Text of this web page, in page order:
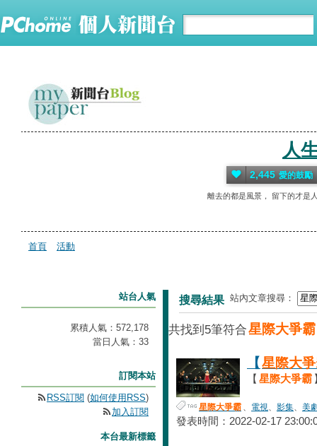
人
離去的都是風景， 留下的才是
2,445 愛的鼓勵
首頁 活動
搜尋結果 站內文章搜尋：
共找到5筆符合星際大爭霸
【星際大
【 星際大爭霸
星際大爭霸 、 電視、 影集、 美
發表時間：2022-02-17
站台人氣
累積人氣： 572,178
當日人氣： 33
訂閱本站
RSS訂閱 (如何使用RSS)
加入訂閱
本台最新標籤